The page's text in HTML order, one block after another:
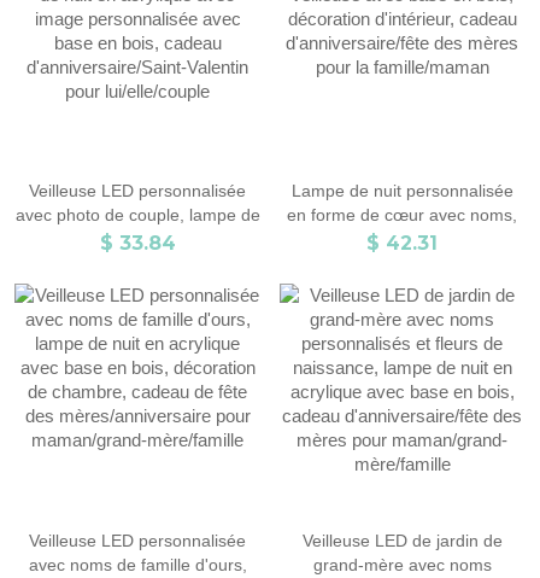
nés/nourrissons/enfants
Veilleuse LED personnalisée
avec photo de couple, lampe de
nuit en acrylique avec image
bois, cadeau
d'anniversaire/Saint-Valentin
pour lui/elle/couple
$ 33.84
Lampe de nuit personnalisée
en forme de cœur avec noms,
veilleuse avec base en bois,
d'anniversaire/fête des mères
pour la famille/maman
$ 42.31
Veilleuse LED personnalisée
avec noms de famille d'ours,
Veilleuse LED de jardin de
grand-mère avec noms